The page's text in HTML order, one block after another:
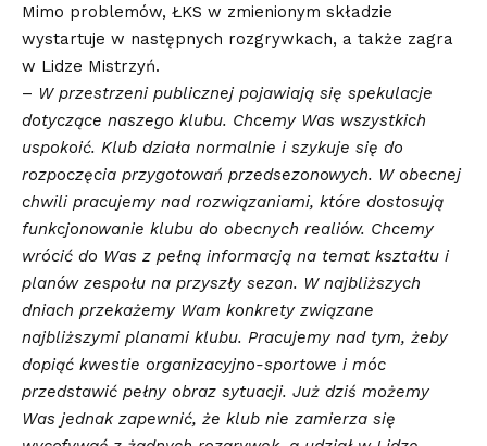
Mimo problemów, ŁKS w zmienionym składzie
wystartuje w następnych rozgrywkach, a także zagra
w Lidze Mistrzyń.
– W przestrzeni publicznej pojawiają się spekulacje
dotyczące naszego klubu. Chcemy Was wszystkich
uspokoić. Klub działa normalnie i szykuje się do
rozpoczęcia przygotowań przedsezonowych. W obecnej
chwili pracujemy nad rozwiązaniami, które dostosują
funkcjonowanie klubu do obecnych realiów. Chcemy
wrócić do Was z pełną informacją na temat kształtu i
planów zespołu na przyszły sezon. W najbliższych
dniach przekażemy Wam konkrety związane
najbliższymi planami klubu. Pracujemy nad tym, żeby
dopiąć kwestie organizacyjno-sportowe i móc
przedstawić pełny obraz sytuacji. Już dziś możemy
Was jednak zapewnić, że klub nie zamierza się